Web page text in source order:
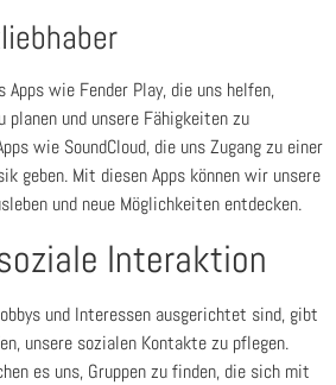
wie Fender Play, die uns helfen,
planen und unsere Fähigkeiten zu
wie SoundCloud, die uns Zugang zu einer
geben. Mit diesen Apps können wir unsere
und neue Möglichkeiten entdecken.
Interaktion
und Interessen ausgerichtet sind, gibt
unsere sozialen Kontakte zu pflegen.
es uns, Gruppen zu finden, die sich mit